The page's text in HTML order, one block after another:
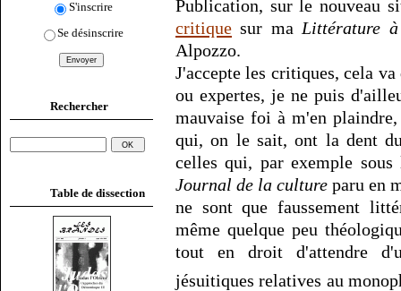
S'inscrire
Se désinscrire
Rechercher
Table de dissection
Publication, sur le nouveau
critique sur ma Littérature
Alpozzo.
J'accepte les critiques, cela
ou expertes, je ne puis
mauvaise foi à m'en
qui, on le sait, ont la dent
celles qui, par exemple
Journal de la culture paru en
ne sont que faussement
même quelque peu
tout en droit d'attendre
jésuitiques relatives au